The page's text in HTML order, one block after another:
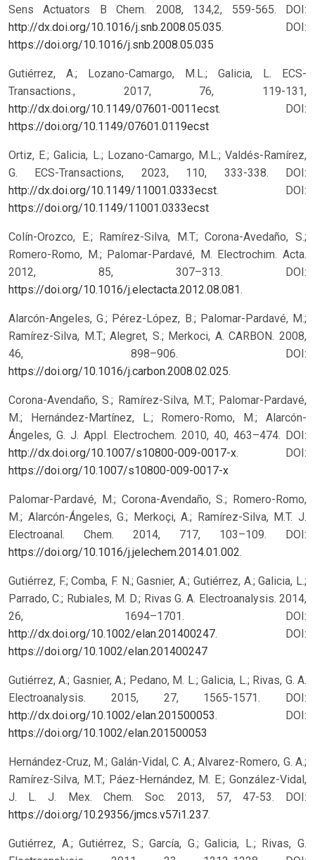
Sens Actuators B Chem. 2008, 134,2, 559-565. DOI:
http://dx.doi.org/10.1016/j.snb.2008.05.035.
DOI:
https://doi.org/10.1016/j.snb.2008.05.035
Gutiérrez, A.; Lozano-Camargo, M.L.; Galicia, L. ECS-
Transactions., 2017, 76, 119-131,
http://dx.doi.org/10.1149/07601-0011ecst.
DOI:
https://doi.org/10.1149/07601.0119ecst
Ortiz, E.; Galicia, L.; Lozano-Camargo, M.L.; Valdés-Ramírez,
G. ECS-Transactions, 2023, 110, 333-338. DOI:
http://dx.doi.org/10.1149/11001.0333ecst.
DOI:
https://doi.org/10.1149/11001.0333ecst
Colín-Orozco, E.; Ramírez-Silva, M.T.; Corona-Avedaño, S.;
Romero-Romo, M.; Palomar-Pardavé, M. Electrochim. Acta.
2012, 85, 307–313. DOI:
https://doi.org/10.1016/j.electacta.2012.08.081.
Alarcón-Angeles, G.; Pérez-López, B.; Palomar-Pardavé, M.;
Ramírez-Silva, M.T.; Alegret, S.; Merkoci, A. CARBON. 2008,
46, 898–906. DOI:
https://doi.org/10.1016/j.carbon.2008.02.025.
Corona-Avendaño, S.; Ramírez-Silva, M.T.; Palomar-Pardavé,
M.; Hernández-Martínez, L.; Romero-Romo, M.; Alarcón-
Ángeles, G. J. Appl. Electrochem. 2010, 40, 463–474. DOI:
http://dx.doi.org/10.1007/s10800-009-0017-x.
DOI:
https://doi.org/10.1007/s10800-009-0017-x
Palomar-Pardavé, M.; Corona-Avendaño, S.; Romero-Romo,
M.; Alarcón-Ángeles, G.; Merkoçi, A.; Ramírez-Silva, M.T. J.
Electroanal. Chem. 2014, 717, 103–109. DOI:
https://doi.org/10.1016/j.jelechem.2014.01.002.
Gutiérrez, F.; Comba, F. N.; Gasnier, A.; Gutiérrez, A.; Galicia, L.;
Parrado, C.; Rubiales, M. D.; Rivas G. A. Electroanalysis. 2014,
26, 1694–1701. DOI:
http://dx.doi.org/10.1002/elan.201400247.
DOI:
https://doi.org/10.1002/elan.201400247
Gutiérrez, A.; Gasnier, A.; Pedano, M. L.; Galicia, L.; Rivas, G. A.
Electroanalysis. 2015, 27, 1565-1571. DOI:
http://dx.doi.org/10.1002/elan.201500053.
DOI:
https://doi.org/10.1002/elan.201500053
Hernández-Cruz, M.; Galán-Vidal, C. A.; Alvarez-Romero, G. A.;
Ramírez-Silva, M.T.; Páez-Hernández, M. E.; González-Vidal,
J. L. J. Mex. Chem. Soc. 2013, 57, 47-53. DOI:
https://doi.org/10.29356/jmcs.v57i1.237.
Gutiérrez, A.; Gutiérrez, S.; García, G.; Galicia, L.; Rivas, G.